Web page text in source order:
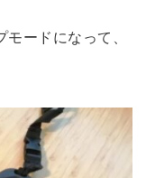
ードになって、